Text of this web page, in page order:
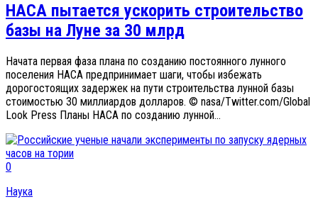
НАСА пытается ускорить строительство
базы на Луне за 30 млрд
Начата первая фаза плана по созданию постоянного лунного
поселения НАСА предпринимает шаги, чтобы избежать
дорогостоящих задержек на пути строительства лунной базы
стоимостью 30 миллиардов долларов. © nasa/Twitter.com/Global
Look Press Планы НАСА по созданию лунной...
0
Наука